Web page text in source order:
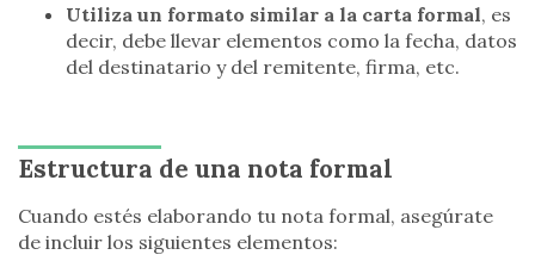
Utiliza un formato similar a la carta formal, es
decir, debe llevar elementos como la fecha, datos
del destinatario y del remitente, firma, etc.
Estructura de una nota formal
Cuando estés elaborando tu nota formal, asegúrate
de incluir los siguientes elementos: